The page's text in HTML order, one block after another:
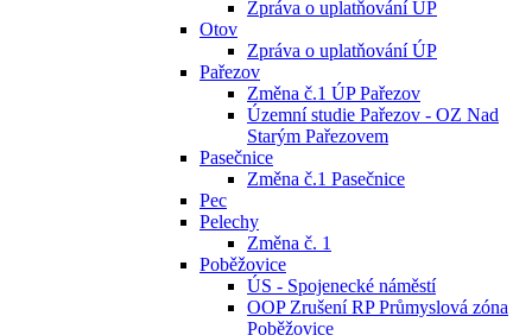
Zpráva o uplatňování ÚP
Otov
Zpráva o uplatňování ÚP
Pařezov
Změna č.1 ÚP Pařezov
Územní studie Pařezov - OZ Nad
Starým Pařezovem
Pasečnice
Změna č.1 Pasečnice
Pec
Pelechy
Změna č. 1
Poběžovice
ÚS - Spojenecké náměstí
OOP Zrušení RP Průmyslová zóna
Poběžovice